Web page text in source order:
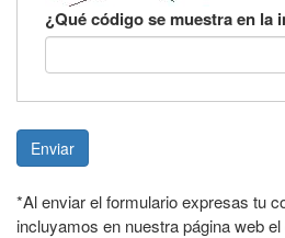
¿Qué código se muestra en la
Enviar
*Al enviar el formulario expresas tu
incluyamos en nuestra página web